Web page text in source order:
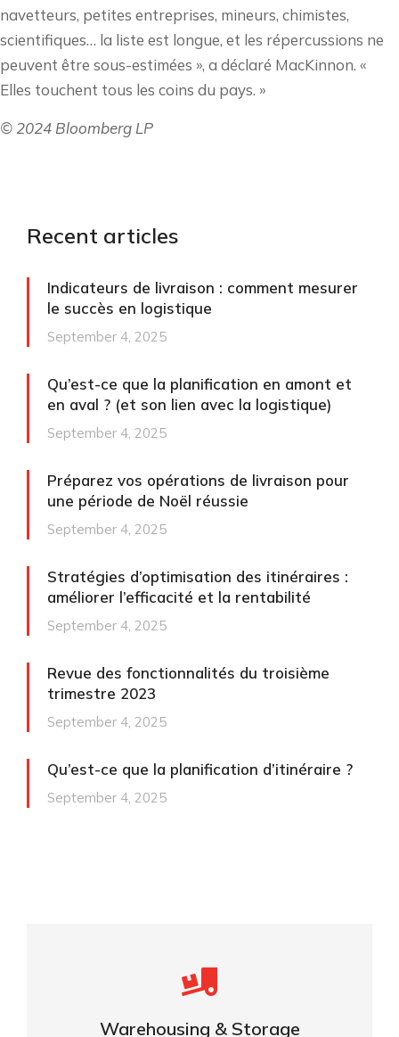
navetteurs, petites entreprises, mineurs, chimistes,
scientifiques… la liste est longue, et les répercussions ne
peuvent être sous-estimées », a déclaré MacKinnon. «
Elles touchent tous les coins du pays. »
© 2024 Bloomberg LP
Recent articles
Indicateurs de livraison : comment mesurer
le succès en logistique
September 4, 2025
Qu’est-ce que la planification en amont et
en aval ? (et son lien avec la logistique)
September 4, 2025
Préparez vos opérations de livraison pour
une période de Noël réussie
September 4, 2025
Stratégies d’optimisation des itinéraires :
améliorer l’efficacité et la rentabilité
September 4, 2025
Revue des fonctionnalités du troisième
trimestre 2023
September 4, 2025
Qu’est-ce que la planification d’itinéraire ?
September 4, 2025
Warehousing & Storage
Careful storage of your goods